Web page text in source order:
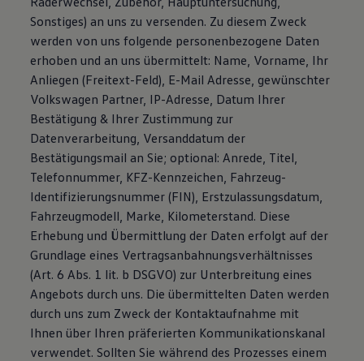
Sonstiges) an uns zu versenden. Zu diesem Zweck
werden von uns folgende personenbezogene Daten
erhoben und an uns übermittelt: Name, Vorname, Ihr
Anliegen (Freitext-Feld), E-Mail Adresse, gewünschter
Volkswagen Partner, IP-Adresse, Datum Ihrer
Bestätigung & Ihrer Zustimmung zur
Datenverarbeitung, Versanddatum der
Bestätigungsmail an Sie; optional: Anrede, Titel,
Telefonnummer, KFZ-Kennzeichen, Fahrzeug-
Identifizierungsnummer (FIN), Erstzulassungsdatum,
Fahrzeugmodell, Marke, Kilometerstand. Diese
Erhebung und Übermittlung der Daten erfolgt auf der
Grundlage eines Vertragsanbahnungsverhältnisses
(Art. 6 Abs. 1 lit. b DSGVO) zur Unterbreitung eines
Angebots durch uns. Die übermittelten Daten werden
durch uns zum Zweck der Kontaktaufnahme mit
Ihnen über Ihren präferierten Kommunikationskanal
verwendet. Sollten Sie während des Prozesses einem